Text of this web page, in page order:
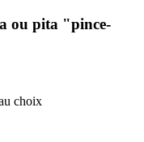
ou pita "pince-
choix